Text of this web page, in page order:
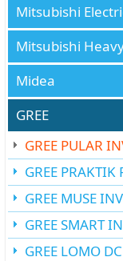
Mitsubishi
Mitsubishi
Midea
GREE
GREE PULAR
GREE PRAKTIK
GREE MUSE
GREE SMART
GREE LOMO